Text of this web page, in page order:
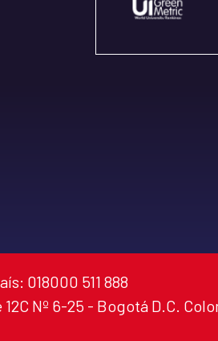
018000 511 888
Nº 6-25 - Bogotá D.C.